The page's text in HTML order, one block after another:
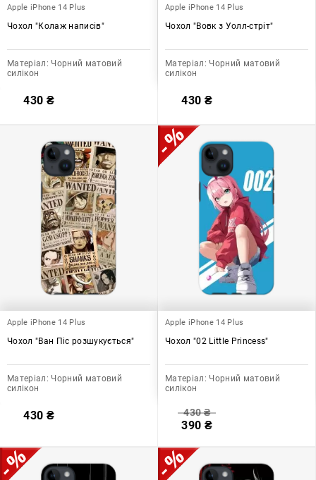
Apple iPhone 14 Plus
Чохол "Колаж написів"
Матеріал: Чорний матовий
силікон
430 ₴
Apple iPhone 14 Plus
Чохол "Вовк з Уолл-стріт"
Матеріал: Чорний матовий
силікон
430 ₴
Apple iPhone 14 Plus
Чохол "Ван Піс розшукується"
Матеріал: Чорний матовий
силікон
430 ₴
Apple iPhone 14 Plus
Чохол "02 Little Princess"
Матеріал: Чорний матовий
силікон
430₴
390 ₴